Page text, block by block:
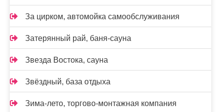
За цирком, автомойка самообслуживания
Затерянный рай, баня-сауна
Звезда Востока, сауна
Звёздный, база отдыха
Зима-лето, торгово-монтажная компания